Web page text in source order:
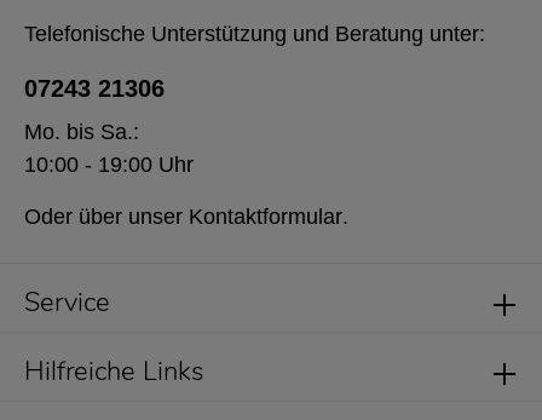
Service
Telefonische Unterstützung und Beratung unter:
07243 21306
Mo. bis Sa.:
10:00 - 19:00 Uhr
Oder über unser Kontaktformular.
Hilfreiche Links